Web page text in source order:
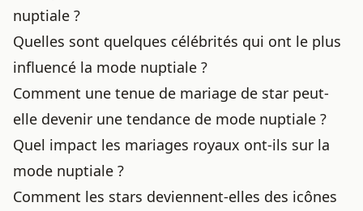
nuptiale ?
Quelles sont quelques célébrités qui ont le plus
influencé la mode nuptiale ?
Comment une tenue de mariage de star peut-
elle devenir une tendance de mode nuptiale ?
Quel impact les mariages royaux ont-ils sur la
mode nuptiale ?
Comment les stars deviennent-elles des icônes